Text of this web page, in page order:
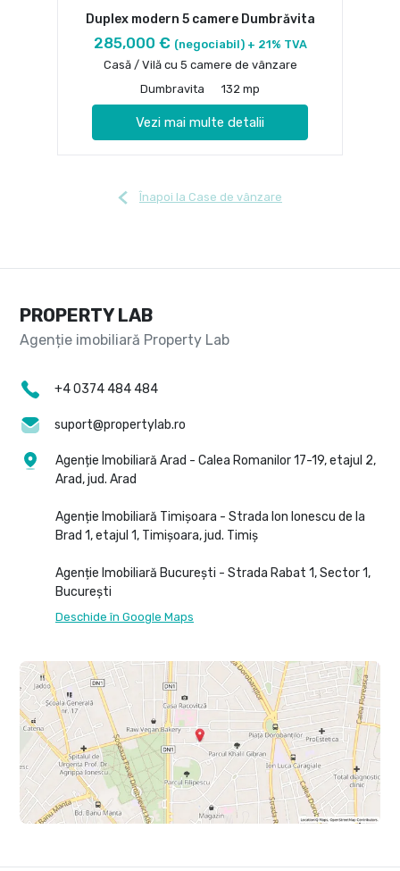
Duplex modern 5 camere Dumbrăvita
285,000 € (negociabil) + 21% TVA
Casă / Vilă cu 5 camere de vânzare
Dumbravita
132 mp
Vezi mai multe detalii
Înapoi la Case de vânzare
PROPERTY LAB
+4 0374 484 484
suport@propertylab.ro
Agenție Imobiliară Arad - Calea Romanilor 17-19, etajul 2,
Arad, jud. Arad
Agenție Imobiliară Timișoara - Strada Ion Ionescu de la
Brad 1, etajul 1, Timișoara, jud. Timiș
Agenție Imobiliară București - Strada Rabat 1, Sector 1,
București
Deschide în Google Maps